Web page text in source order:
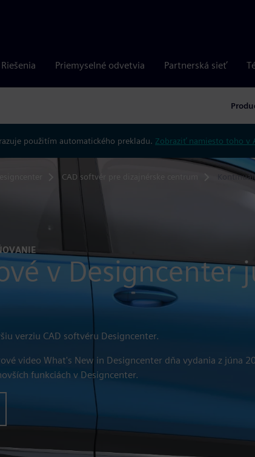
Riešenia Priemyselné odvetvia Partnerská sieť
použitím automatického prekladu. Zobraziť namiesto toho v
CAD softvér pre dizajnérske centrum
v Designcenter
verziu CAD softvéru Designcenter.
video What's New in Designcenter dňa vydania z júna
funkciách v Designcenter.